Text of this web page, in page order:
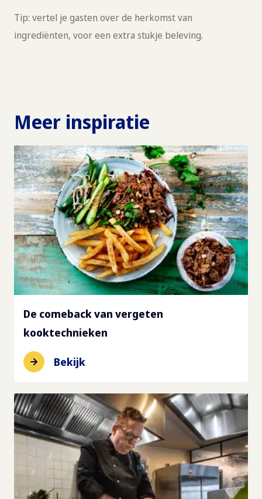
Tip: vertel je gasten over de herkomst van
ingrediënten, voor een extra stukje beleving.
Meer inspiratie
De comeback van vergeten
kooktechnieken
Bekijk